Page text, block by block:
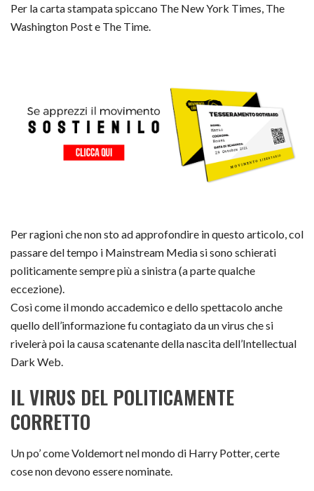
Per la carta stampata spiccano The New York Times, The
Washington Post e The Time.
Per ragioni che non sto ad approfondire in questo articolo, col
passare del tempo i Mainstream Media si sono schierati
politicamente sempre più a sinistra (a parte qualche
eccezione).
Così come il mondo accademico e dello spettacolo anche
quello dell’informazione fu contagiato da un virus che si
rivelerà poi la causa scatenante della nascita dell’Intellectual
Dark Web.
IL VIRUS DEL POLITICAMENTE
CORRETTO
Un po’ come Voldemort nel mondo di Harry Potter, certe
cose non devono essere nominate.